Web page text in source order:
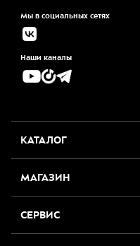
Мы в социальных сетях
Наши каналы
КАТАЛОГ
МАГАЗИН
СЕРВИС